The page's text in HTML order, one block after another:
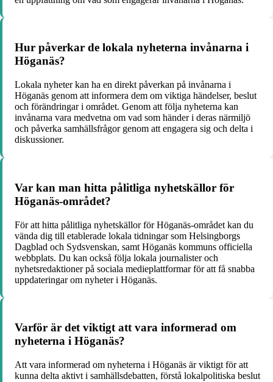
Hur påverkar de lokala nyheterna invånarna i
Höganäs?
Lokala nyheter kan ha en direkt påverkan på invånarna i
Höganäs genom att informera dem om viktiga händelser, beslut
och förändringar i området. Genom att följa nyheterna kan
invånarna vara medvetna om vad som händer i deras närmiljö
och påverka samhällsfrågor genom att engagera sig och delta i
diskussioner.
Var kan man hitta pålitliga nyhetskällor för
Höganäs-området?
För att hitta pålitliga nyhetskällor för Höganäs-området kan du
vända dig till etablerade lokala tidningar som Helsingborgs
Dagblad och Sydsvenskan, samt Höganäs kommuns officiella
webbplats. Du kan också följa lokala journalister och
nyhetsredaktioner på sociala medieplattformar för att få snabba
uppdateringar om nyheter i Höganäs.
Varför är det viktigt att vara informerad om
nyheterna i Höganäs?
Att vara informerad om nyheterna i Höganäs är viktigt för att
kunna delta aktivt i samhällsdebatten, förstå lokalpolitiska beslut